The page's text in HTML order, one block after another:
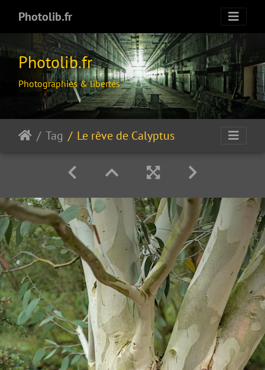
Photolib.fr
Photolib.fr
Photographies & libertés
Tag Le rêve de Calyptus